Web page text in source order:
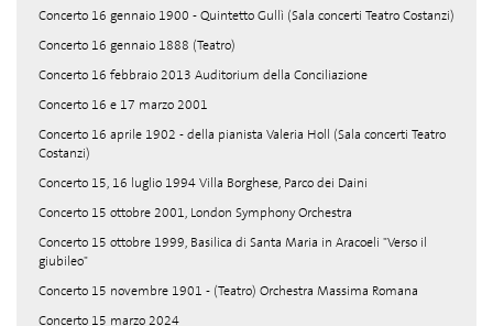
Concerto 16 gennaio 1900 - Quintetto Gullì (Sala concerti Teatro Costanzi)
Concerto 16 gennaio 1888 (Teatro)
Concerto 16 febbraio 2013 Auditorium della Conciliazione
Concerto 16 e 17 marzo 2001
Concerto 16 aprile 1902 - della pianista Valeria Holl (Sala concerti Teatro
Costanzi)
Concerto 15, 16 luglio 1994 Villa Borghese, Parco dei Daini
Concerto 15 ottobre 2001, London Symphony Orchestra
Concerto 15 ottobre 1999, Basilica di Santa Maria in Aracoeli "Verso il
giubileo"
Concerto 15 novembre 1901 - (Teatro) Orchestra Massima Romana
Concerto 15 marzo 2024